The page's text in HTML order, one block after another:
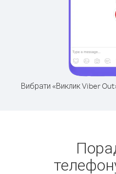
Вибрати «Виклик Viber